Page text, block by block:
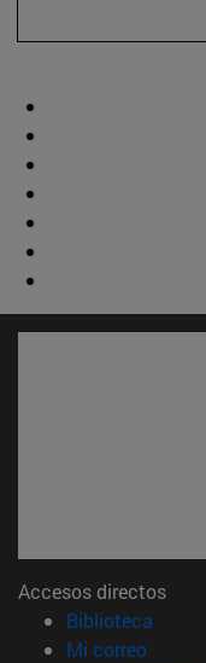
Accesos directos
Biblioteca
Mi correo(abre